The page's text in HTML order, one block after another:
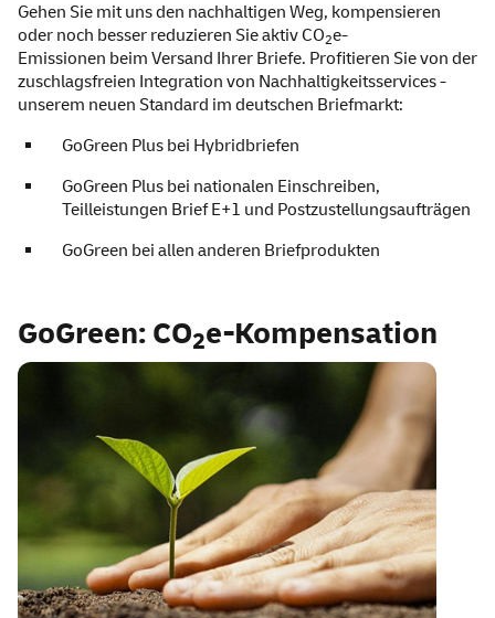
Gehen Sie mit uns den nachhaltigen Weg, kompensieren
oder noch besser reduzieren Sie aktiv CO2e-
Emissionen beim Versand Ihrer Briefe. Profitieren Sie von der
zuschlagsfreien Integration von Nachhaltigkeitsservices -
unserem neuen Standard im deutschen Briefmarkt:
GoGreen Plus bei Hybridbriefen
GoGreen Plus bei nationalen Einschreiben,
Teilleistungen Brief E+1 und Postzustellungsaufträgen
GoGreen bei allen anderen Briefprodukten
GoGreen: CO2e-Kompensation